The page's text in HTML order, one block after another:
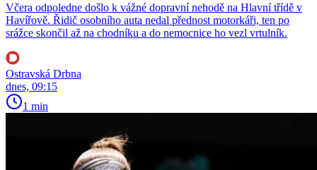
Včera odpoledne došlo k vážné dopravní nehodě na Hlavní třídě v
Havířově. Řidič osobního auta nedal přednost motorkáři, ten po
srážce skončil až na chodníku a do nemocnice ho vezl vrtulník.
Ostravská Drbna
dnes, 09:15
1 min